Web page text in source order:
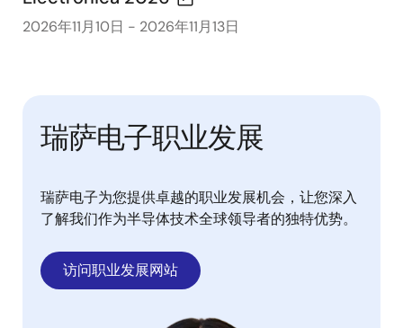
2026年11月10日 - 2026年11月13日
瑞萨电子职业发展
瑞萨电子为您提供卓越的职业发展机会，让您深入
了解我们作为半导体技术全球领导者的独特优势。
访问职业发展网站